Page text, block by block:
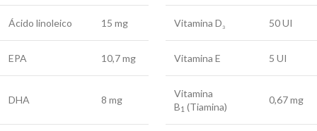
Ácido linoleico 15 mg Vitamina D₃ 50 UI
EPA 10,7 mg Vitamina E 5 UI
DHA 8 mg
Vitamina
B1 (Tiamina)
0,67 mg